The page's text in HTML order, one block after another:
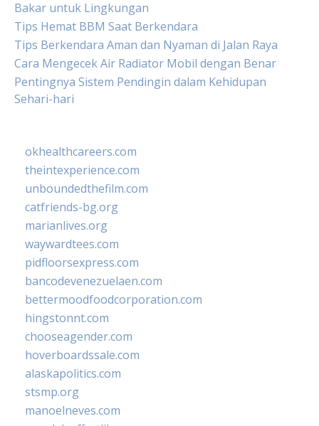
Bakar untuk Lingkungan
Tips Hemat BBM Saat Berkendara
Tips Berkendara Aman dan Nyaman di Jalan Raya
Cara Mengecek Air Radiator Mobil dengan Benar
Pentingnya Sistem Pendingin dalam Kehidupan
Sehari-hari
okhealthcareers.com
theintexperience.com
unboundedthefilm.com
catfriends-bg.org
marianlives.org
waywardtees.com
pidfloorsexpress.com
bancodevenezuelaen.com
bettermoodfoodcorporation.com
hingstonnt.com
chooseagender.com
hoverboardssale.com
alaskapolitics.com
stsmp.org
manoelneves.com